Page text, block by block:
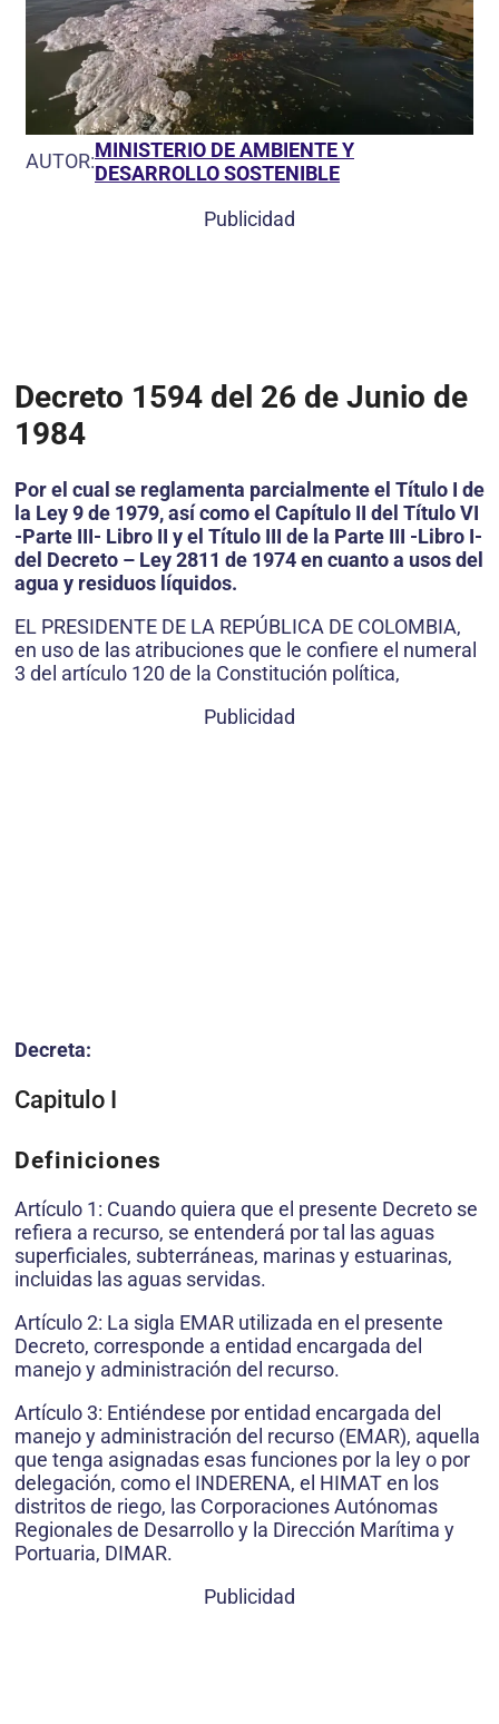
AUTOR:MINISTERIO DE AMBIENTE Y
DESARROLLO SOSTENIBLE
Publicidad
Decreto 1594 del 26 de Junio de
1984
Por el cual se reglamenta parcialmente el Título I de
la Ley 9 de 1979, así como el Capítulo II del Título VI
-Parte III- Libro II y el Título III de la Parte III -Libro I-
del Decreto – Ley 2811 de 1974 en cuanto a usos del
agua y residuos líquidos.
EL PRESIDENTE DE LA REPÚBLICA DE COLOMBIA,
en uso de las atribuciones que le confiere el numeral
3 del artículo 120 de la Constitución política,
Publicidad
Decreta:
Capitulo I
Definiciones
Artículo 1: Cuando quiera que el presente Decreto se
refiera a recurso, se entenderá por tal las aguas
superficiales, subterráneas, marinas y estuarinas,
incluidas las aguas servidas.
Artículo 2: La sigla EMAR utilizada en el presente
Decreto, corresponde a entidad encargada del
manejo y administración del recurso.
Artículo 3: Entiéndese por entidad encargada del
manejo y administración del recurso (EMAR), aquella
que tenga asignadas esas funciones por la ley o por
delegación, como el INDERENA, el HIMAT en los
distritos de riego, las Corporaciones Autónomas
Regionales de Desarrollo y la Dirección Marítima y
Portuaria, DIMAR.
Publicidad